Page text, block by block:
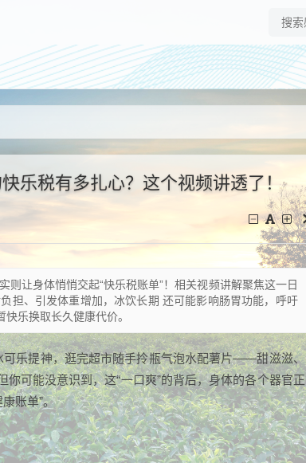
乐税有多扎心？这个视频讲透了！
让身体悄悄交起“快乐税账单”！相关视频讲解聚焦这一日
、引发体重增加，冰饮长期 还可能影响肠胃功能，呼吁
乐换取长久健康代价。
可乐提神，逛完超市随手拎瓶气泡水配薯片——甜滋滋、
可能没意识到，这“一口爽”的背后，身体的各个器官正
账单”。